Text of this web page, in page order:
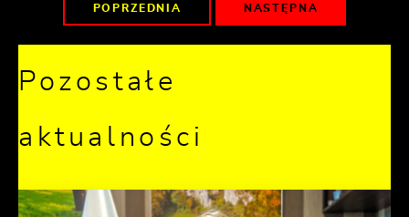
POPRZEDNIA NASTĘPNA
Pozostałe
aktualności